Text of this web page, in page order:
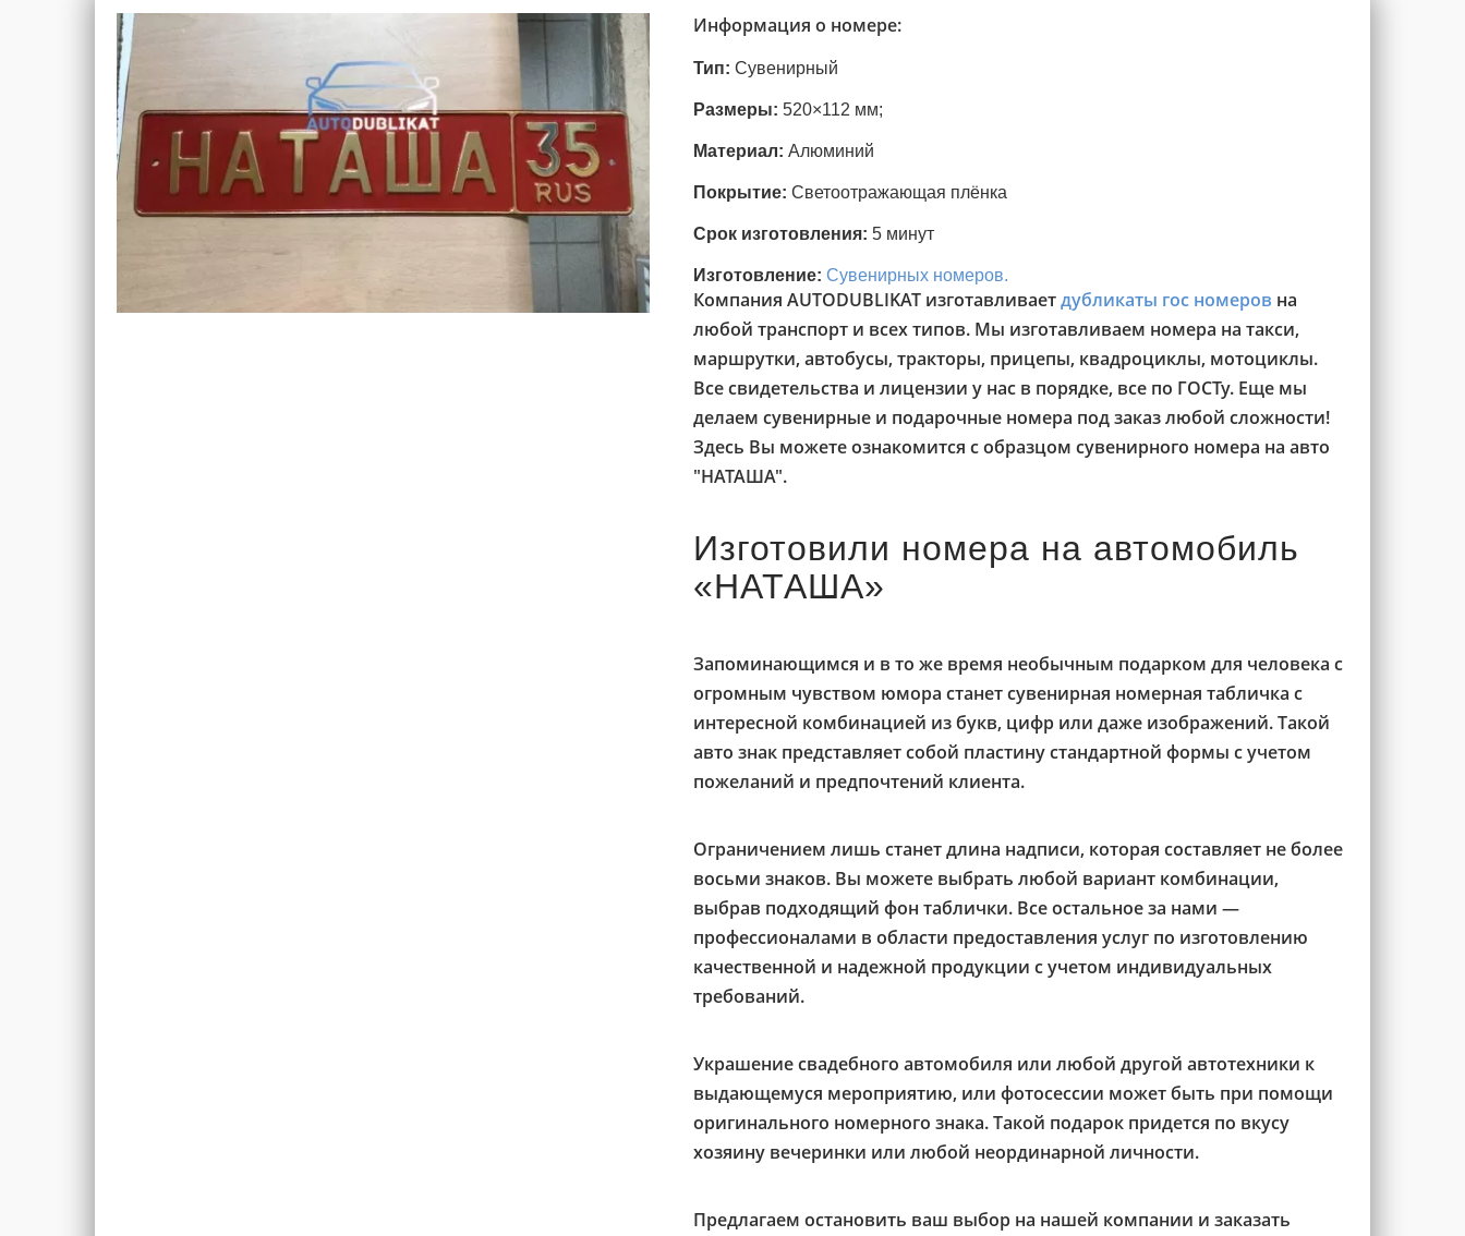
Информация о номере:
Тип: Сувенирный
Размеры: 520×112 мм;
Материал: Алюминий
Покрытие: Светоотражающая плёнка
Срок изготовления: 5 минут
Изготовление: Сувенирных номеров.
Компания AUTODUBLIKAT изготавливаетдубликаты гос номеров на
любой транспорт и всех типов. Мы изготавливаем номера на такси,
маршрутки, автобусы, тракторы, прицепы, квадроциклы, мотоциклы.
Все свидетельства и лицензии у нас в порядке, все по ГОСТу. Еще мы
делаем сувенирные и подарочные номера под заказ любой сложности!
Здесь Вы можете ознакомится с образцом сувенирного номера на авто
"НАТАША".
Изготовили номера на автомобиль
«НАТАША»
Запоминающимся и в то же время необычным подарком для человека с
огромным чувством юмора станет сувенирная номерная табличка с
интересной комбинацией из букв, цифр или даже изображений. Такой
авто знак представляет собой пластину стандартной формы с учетом
пожеланий и предпочтений клиента.
Ограничением лишь станет длина надписи, которая составляет не более
восьми знаков. Вы можете выбрать любой вариант комбинации,
выбрав подходящий фон таблички. Все остальное за нами —
профессионалами в области предоставления услуг по изготовлению
качественной и надежной продукции с учетом индивидуальных
требований.
Украшение свадебного автомобиля или любой другой автотехники к
выдающемуся мероприятию, или фотосессии может быть при помощи
оригинального номерного знака. Такой подарок придется по вкусу
хозяину вечеринки или любой неординарной личности.
Предлагаем остановить ваш выбор на нашей компании и заказать